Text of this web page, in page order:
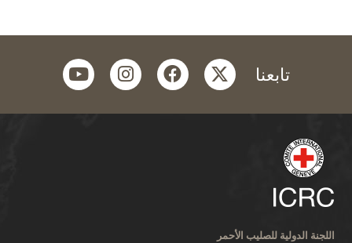
تابعنا twitter
facebook
instagram
youtube
اللجنة الدولية للصليب الأحمر